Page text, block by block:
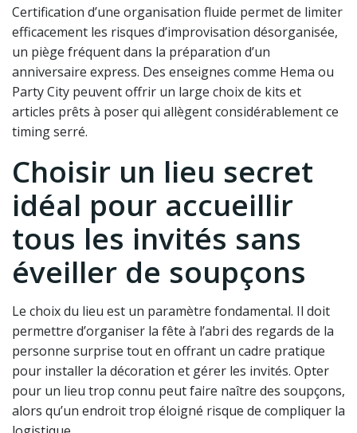
Certification d’une organisation fluide permet de limiter
efficacement les risques d’improvisation désorganisée,
un piège fréquent dans la préparation d’un
anniversaire express. Des enseignes comme Hema ou
Party City peuvent offrir un large choix de kits et
articles prêts à poser qui allègent considérablement ce
timing serré.
Choisir un lieu secret
idéal pour accueillir
tous les invités sans
éveiller de soupçons
Le choix du lieu est un paramètre fondamental. Il doit
permettre d’organiser la fête à l’abri des regards de la
personne surprise tout en offrant un cadre pratique
pour installer la décoration et gérer les invités. Opter
pour un lieu trop connu peut faire naître des soupçons,
alors qu’un endroit trop éloigné risque de compliquer la